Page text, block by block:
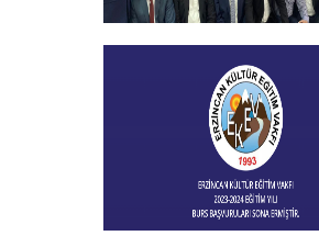
Vakfımızın 2023-2024 Yılı Burs
Toplantısı Yapıldı
+